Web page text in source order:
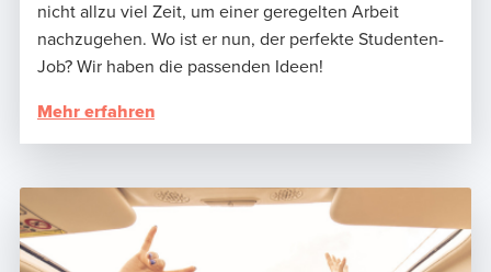
nicht allzu viel Zeit, um einer geregelten Arbeit
nachzugehen. Wo ist er nun, der perfekte Studenten-
Job? Wir haben die passenden Ideen!
Mehr erfahren